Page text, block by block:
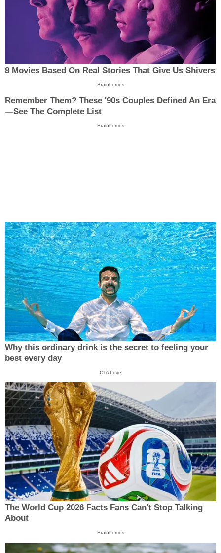
8 Movies Based On Real Stories That Give Us Shivers
Brainberries
Remember Them? These '90s Couples Defined An Era
—See The Complete List
Brainberries
Why this ordinary drink is the secret to feeling your
best every day
CTA Love
The World Cup 2026 Facts Fans Can't Stop Talking
About
Brainberries